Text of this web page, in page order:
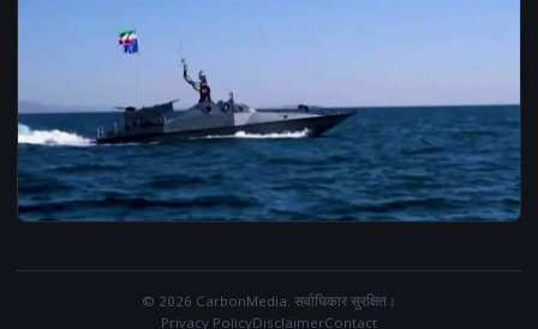
© 2026 CarbonMedia. सर्वाधिकार सुरक्षित।
Privacy PolicyDisclaimerContact